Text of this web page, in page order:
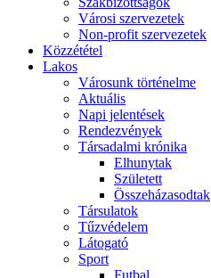
Városi szervezetek
Non-profit szervezetek
Közzététel
Lakos
Városunk történelme
Aktuális
Napi jelentések
Rendezvények
Társadalmi krónika
Elhunytak
Született
Összeházasodtak
Társulatok
Tűzvédelem
Látogató
Sport
Futbal